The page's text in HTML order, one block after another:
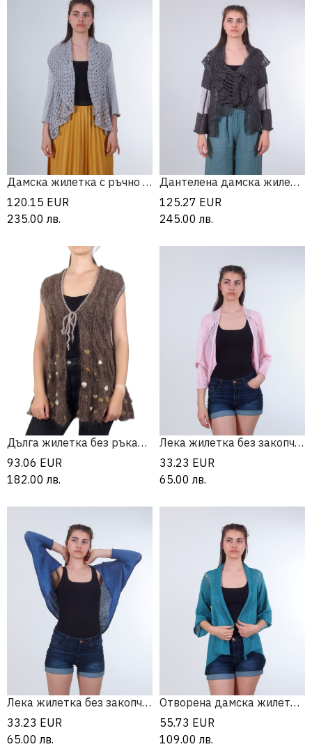
Дамска жилетка с ръчно плетена дантела
120.15 EUR
235.00 лв.
Дантелена дамска жилетка с райета
125.27 EUR
245.00 лв.
Дълга жилетка без ръкави от мохер
93.06 EUR
182.00 лв.
Лека жилетка без закопчаване
33.23 EUR
65.00 лв.
Лека жилетка без закопчаване
33.23 EUR
65.00 лв.
Отворена дамска жилетка с удължен гръб
55.73 EUR
109.00 лв.